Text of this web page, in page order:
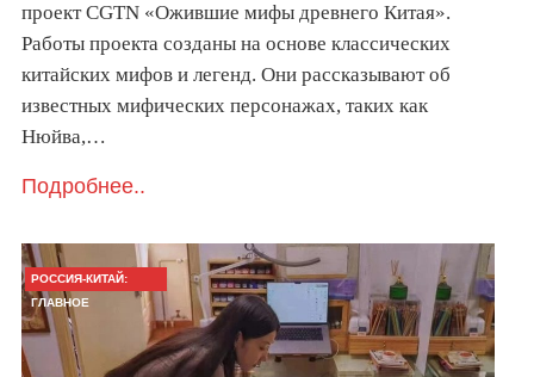
проект CGTN «Ожившие мифы древнего Китая».
Работы проекта созданы на основе классических
китайских мифов и легенд. Они рассказывают об
известных мифических персонажах, таких как
Нюйва,…
Подробнее..
РОССИЯ-КИТАЙ:
ГЛАВНОЕ